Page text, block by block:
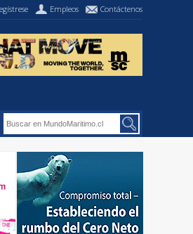
Empleos Contáctenos